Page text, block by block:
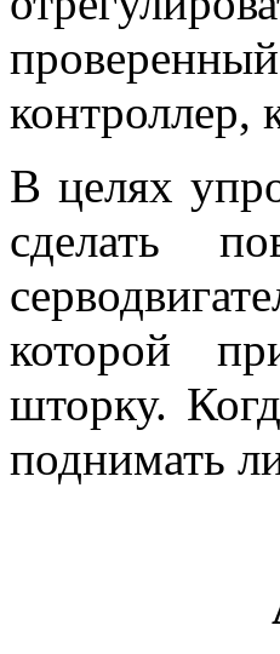
контроллер,
В целях
сделать
которой
шторку.
поднимать